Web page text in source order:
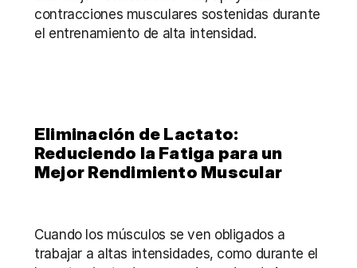
contracciones musculares sostenidas durante
el entrenamiento de alta intensidad.
Eliminación de Lactato:
Reduciendo la Fatiga para un
Mejor Rendimiento Muscular
Cuando los músculos se ven obligados a
trabajar a altas intensidades, como durante el